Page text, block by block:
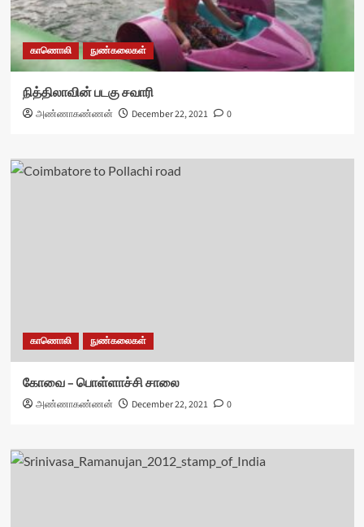
காணொலி நுண்கலைகள்
நித்திலாவின் படகு சவாரி
அண்ணாகண்ணன் December 22, 2021 0
காணொலி நுண்கலைகள்
கோவை – பொள்ளாச்சி சாலை
அண்ணாகண்ணன் December 22, 2021 0